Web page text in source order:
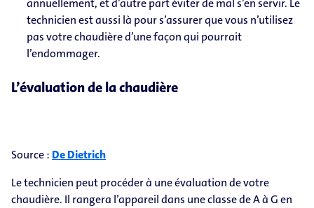
annuellement, et d’autre part éviter de mal s’en servir. Le
technicien est aussi là pour s’assurer que vous n’utilisez
pas votre chaudière d’une façon qui pourrait
l’endommager.
L’évaluation de la chaudière
Source : De Dietrich
Le technicien peut procéder à une évaluation de votre
chaudière. Il rangera l’appareil dans une classe de A à G en